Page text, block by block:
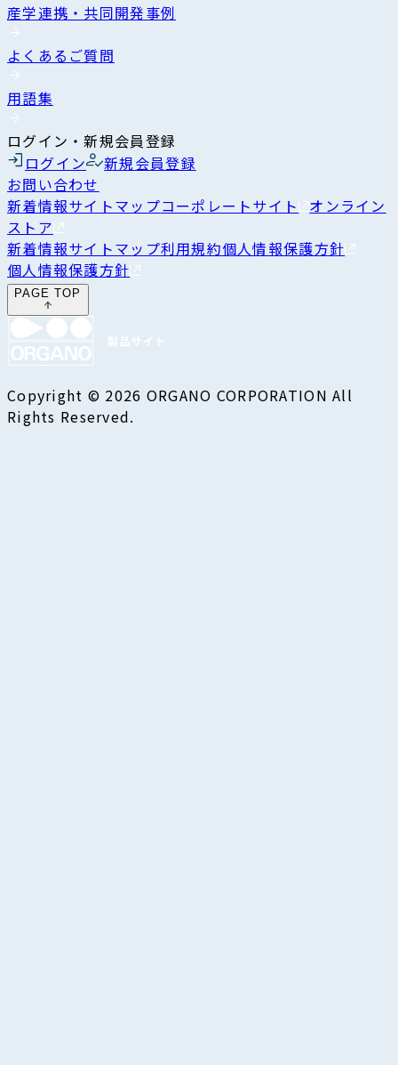
産学連携・共同開発事例
よくあるご質問
用語集
ログイン・新規会員登録
ログイン
新規会員登録
お問い合わせ
新着情報サイトマップコーポレートサイト オンライン
ストア
新着情報サイトマップ利用規約個人情報保護方針
個人情報保護方針
PAGE TOP
Copyright © 2026 ORGANO CORPORATION All
Rights Reserved.